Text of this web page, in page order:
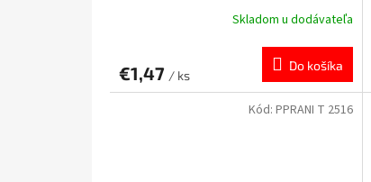
Skladom u dodávateľa
€1,47 / ks
Do košíka
Kód: PPRANI T 2516